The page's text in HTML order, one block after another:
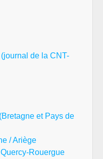
de la CNT-
et Pays de
/ Ariège
Rouergue